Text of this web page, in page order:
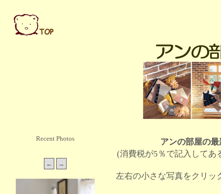
Recent Photos
アンの部屋の
(消費税が5％で記入してあ
左右の小さな写真をクリッ